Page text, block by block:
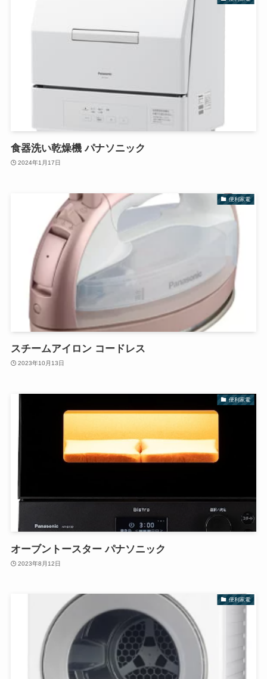
食器洗い乾燥機 パナソニック
2024年1月17日
便利家電
スチームアイロン コードレス
2023年10月13日
便利家電
オーブントースター パナソニック
2023年8月12日
便利家電